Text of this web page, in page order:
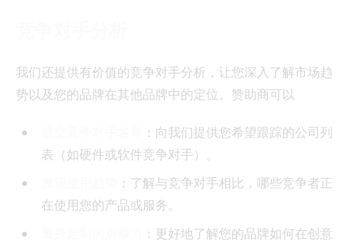
我们还提供有价值的竞争对手分析，让您深入了解市场趋
势以及您的品牌在其他品牌中的定位。赞助商可以
：向我们提供您希望跟踪的公司列
表（如硬件或软件竞争对手）。
：了解与竞争对手相比，哪些竞争者正
在使用您的产品或服务。
：更好地了解您的品牌如何在创意